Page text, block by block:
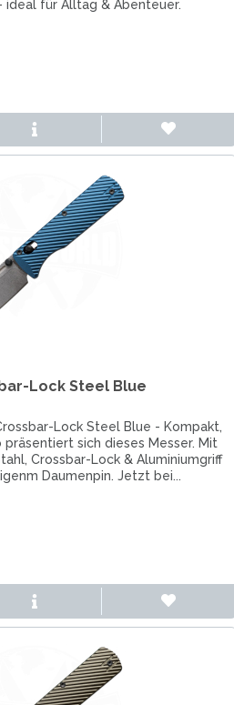
ideal für Alltag & Abenteuer.
Lock Steel Blue
Lock Steel Blue - Kompakt,
sich dieses Messer. Mit
Crossbar-Lock & Aluminiumgriff
Daumenpin. Jetzt bei...